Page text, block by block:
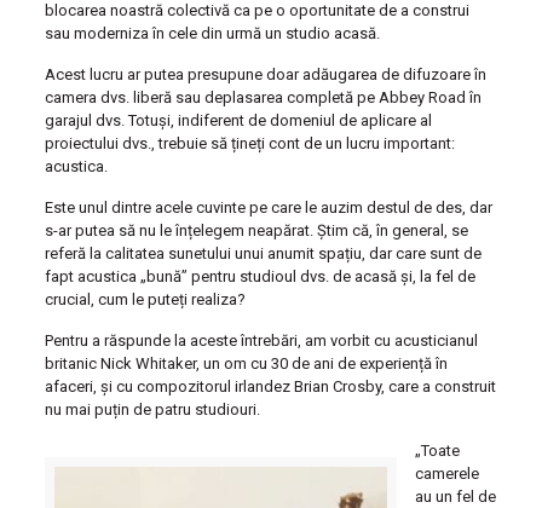
blocarea noastră colectivă ca pe o oportunitate de a construi
sau moderniza în cele din urmă un studio acasă.
Acest lucru ar putea presupune doar adăugarea de difuzoare în
camera dvs. liberă sau deplasarea completă pe Abbey Road în
garajul dvs. Totuși, indiferent de domeniul de aplicare al
proiectului dvs., trebuie să țineți cont de un lucru important:
acustica.
Este unul dintre acele cuvinte pe care le auzim destul de des, dar
s-ar putea să nu le înțelegem neapărat. Știm că, în general, se
referă la calitatea sunetului unui anumit spațiu, dar care sunt de
fapt acustica „bună” pentru studioul dvs. de acasă și, la fel de
crucial, cum le puteți realiza?
Pentru a răspunde la aceste întrebări, am vorbit cu acusticianul
britanic Nick Whitaker, un om cu 30 de ani de experiență în
afaceri, și cu compozitorul irlandez Brian Crosby, care a construit
nu mai puțin de patru studiouri.
„Toate
camerele
au un fel de